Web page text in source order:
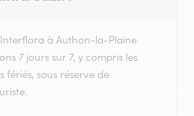
Interflora à Authon-la-Plaine
7 jours sur 7, y compris les
fériés, sous réserve de